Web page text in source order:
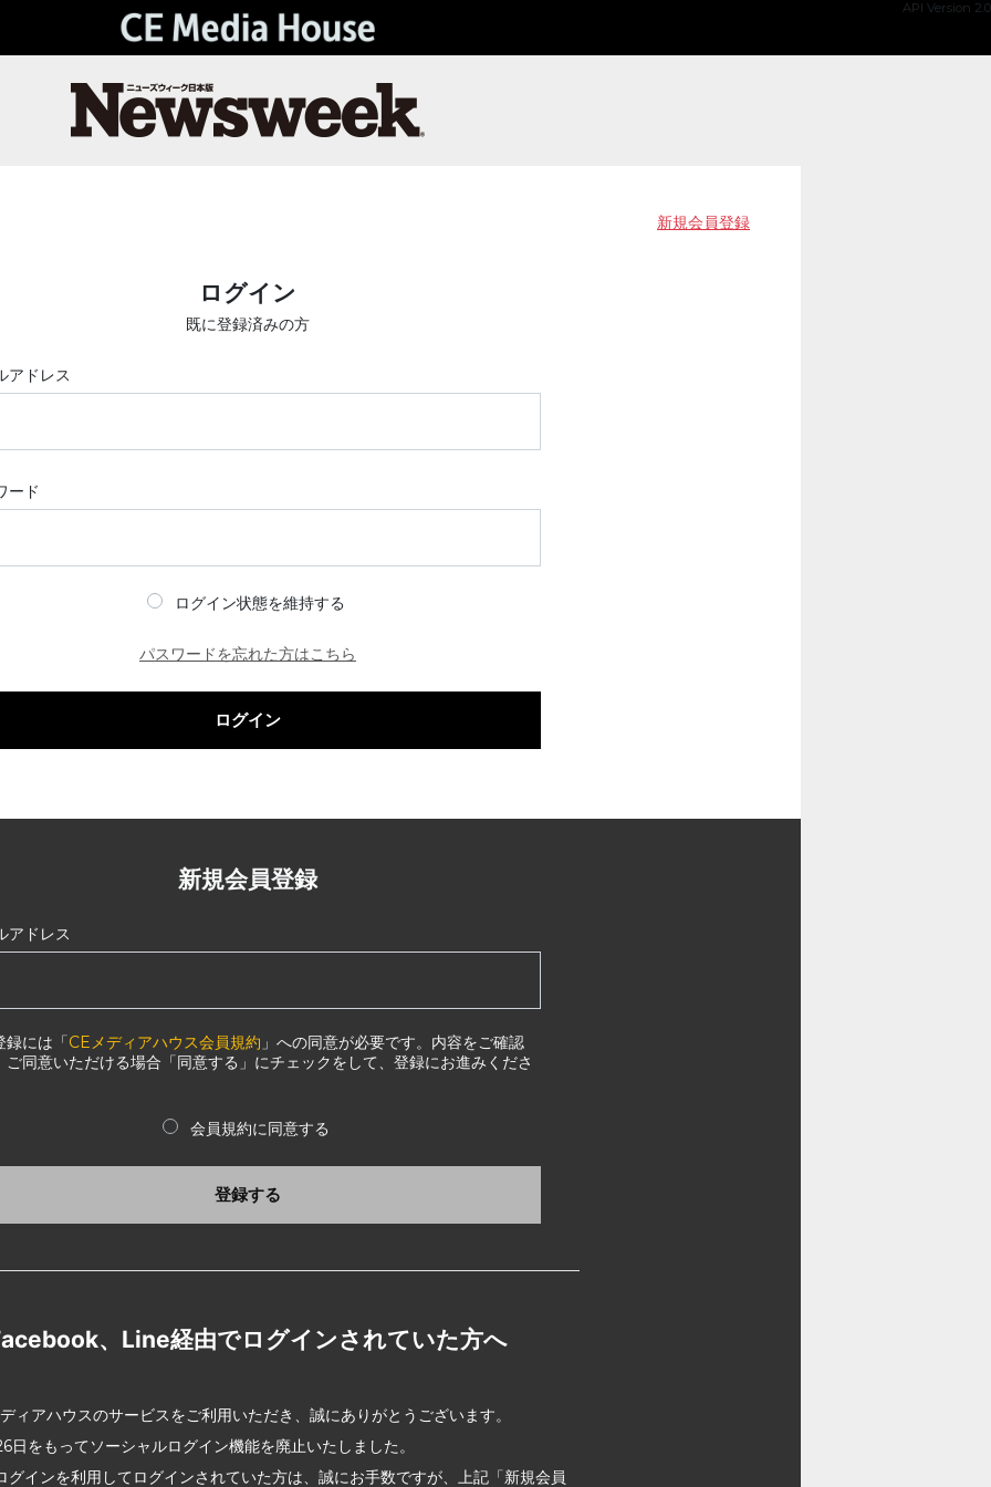
API Version 2.0
新規会員登録
ログイン
既に登録済みの方
アドレス
ード
ログイン状態を維持する
パスワードを忘れた方はこちら
ログイン
新規会員登録
アドレス
録には「CEメディアハウス会員規約 」への同意が必要です。内容をご確認
ご同意いただける場合「同意する」にチェックをして、登録にお進みくださ
会員規約に同意する
登録する
、Line経由でログインされていた方へ
ィアハウスのサービスをご利用いただき、誠にありがとうございます。
日をもってソーシャルログイン機能を廃止いたしました。
グインを利用してログインされていた方は、誠にお手数ですが、上記「新規会員